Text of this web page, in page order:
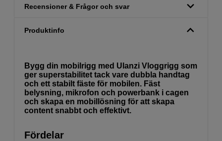
Recensioner & Frågor och svar
Produktinfo
Bygg din mobilrigg med Ulanzi Vloggrigg som
ger superstabilitet tack vare dubbla handtag
och ett stabilt fäste för mobilen. Fäst
belysning, mikrofon och powerbank i cagen
och skapa en mobillösning för att skapa
content snabbt och effektivt.
Fördelar